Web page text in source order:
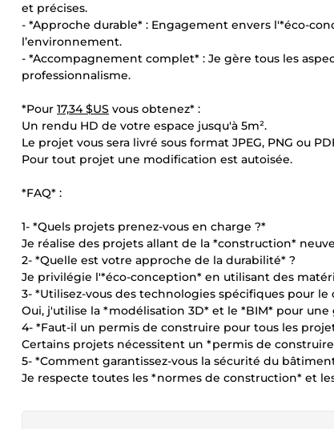
et précises.
- *Approche durable* : Engagement envers l'*éco-
l’environnement.
- *Accompagnement complet* : Je gère tous les
professionnalisme.
*Pour 17,34 $US vous obtenez* :
Un rendu HD de votre espace jusqu'à 5m².
Le projet vous sera livré sous format JPEG, PNG ou
Pour tout projet une modification est autoisée.
*FAQ* :
1- *Quels projets prenez-vous en charge ?*
Je réalise des projets allant de la *construction*
2- *Quelle est votre approche de la durabilité* ?
Je privilégie l'*éco-conception* en utilisant des
3- *Utilisez-vous des technologies spécifiques pour le
Oui, j'utilise la *modélisation 3D* et le *BIM* pour
4- *Faut-il un permis de construire pour tous les
Certains projets nécessitent un *permis de
5- *Comment garantissez-vous la sécurité du
Je respecte toutes les *normes de construction* et